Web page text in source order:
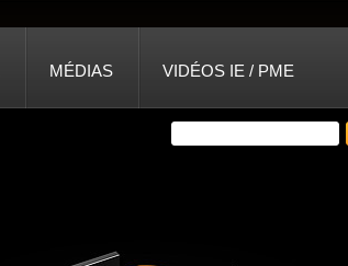
MÉDIAS VIDÉOS IE / PME